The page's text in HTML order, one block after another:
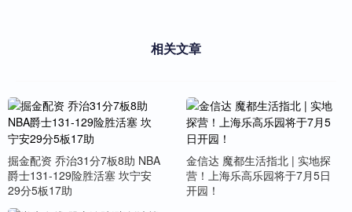
相关文章
掘金配资 乔治31分7板8助 NBA
爵士131-129险胜活塞 坎宁安
29分5板17助
金信达 魔都生活指北 | 实地探
营！上海乐高乐园将于7月5日
开园！